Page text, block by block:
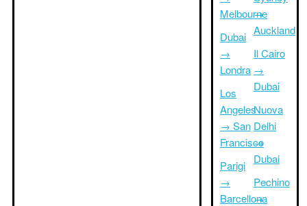
Melbourne
Dubai
→
Londra
Los
Angeles
→ San
Francisco
Parigi
→
Barcellona
→
Auckland
Il Cairo
→
Dubai
Nuova
Delhi
→
Dubai
Pechino
→